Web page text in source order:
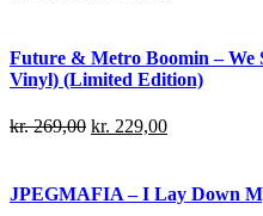
Future & Metro Boomin – We
Vinyl) (Limited Edition)
kr.269,00 kr. 229,00
JPEGMAFIA – I Lay Down